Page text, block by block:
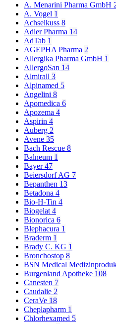
A. Menarini Pharma GmbH
A. Vogel 1
Achselkuss 8
Adler Pharma 14
AdTab 1
AGEPHA Pharma 2
Allergika Pharma GmbH 1
AllergoSan 14
Almirall 3
Alpinamed 5
Angelini 8
Apomedica 6
Apozema 4
Aspirin 4
Auberg 2
Avene 35
Bach Rescue 8
Balneum 1
Bayer47
Beiersdorf AG 7
Bepanthen 13
Betadona 4
Bio-H-Tin 4
Biogelat 4
Bionorica 6
Blephacura 1
Braderm 1
Brady C. KG 1
Bronchostop 8
BSN Medical
Burgenland Apotheke 108
Canesten 7
Caudalie 2
CeraVe 18
Cheplapharm 1
Chlorhexamed 5